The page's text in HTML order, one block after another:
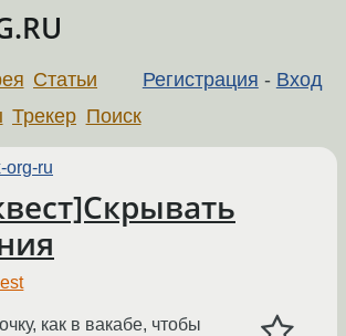
Регистрация - Вход
Статьи
Трекер Поиск
org-ru
как в вакабе, чтобы